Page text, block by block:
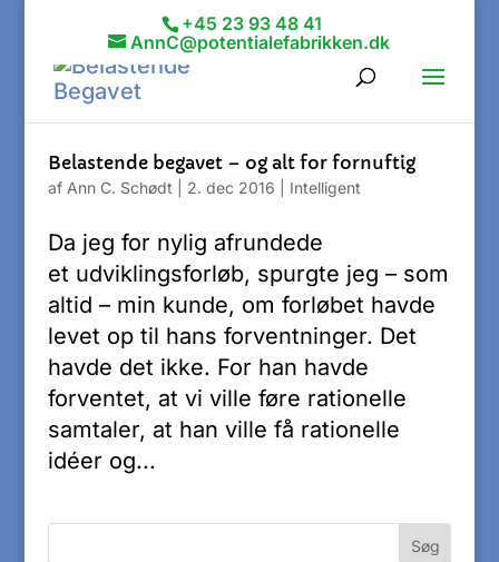
+45 23 93 48 41
AnnC@potentialefabrikken.dk
Belastende begavet – og alt for fornuftig
af Ann C. Schødt 2. dec 2016 Intelligent
Da jeg for nylig afrundede
et udviklingsforløb, spurgte jeg – som
altid – min kunde, om forløbet havde
levet op til hans forventninger. Det
havde det ikke. For han havde
forventet, at vi ville føre rationelle
samtaler, at han ville få rationelle
idéer og...